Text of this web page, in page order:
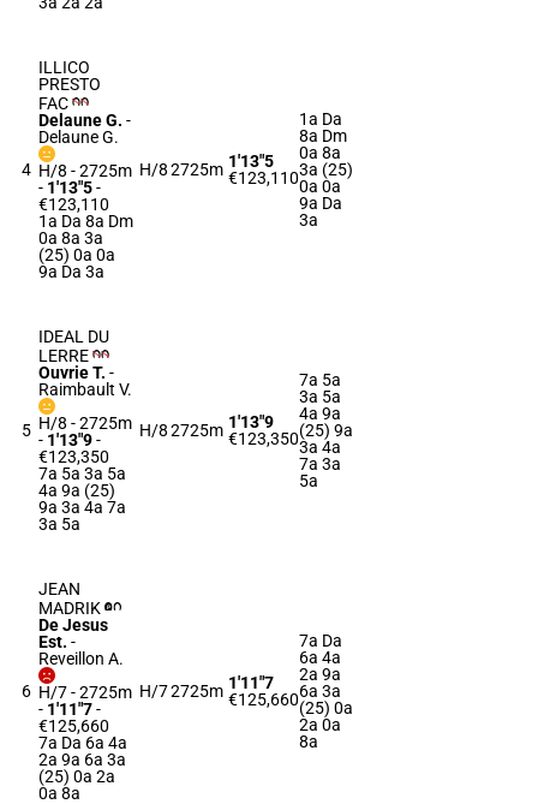
4
ILLICO
PRESTO
FAC
Delaune G. -
Delaune G.
H/8 - 2725m
- 1'13"5-
€123,110
1a Da 8a Dm
0a 8a 3a
(25) 0a 0a
9a Da 3a
H/82725m 1'13"5
€123,110
1a Da
8a Dm
0a 8a
3a (25)
0a 0a
9a Da
3a
5
IDEAL DU
LERRE
Ouvrie T. -
Raimbault V.
H/8 - 2725m
- 1'13"9-
€123,350
7a 5a 3a 5a
4a 9a (25)
9a 3a 4a 7a
3a 5a
H/82725m 1'13"9
€123,350
7a 5a
3a 5a
4a 9a
(25) 9a
3a 4a
7a 3a
5a
6
JEAN
MADRIK
De Jesus
Est. -
Reveillon A.
H/7 - 2725m
- 1'11"7-
€125,660
7a Da 6a 4a
2a 9a 6a 3a
(25) 0a 2a
0a 8a
H/72725m 1'11"7
€125,660
7a Da
6a 4a
2a 9a
6a 3a
(25) 0a
2a 0a
8a